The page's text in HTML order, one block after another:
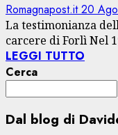
Romagnapost.it20
La testimonianza
carcere di Forlì Nel
LEGGI TUTTO
Cerca
Dal blog di